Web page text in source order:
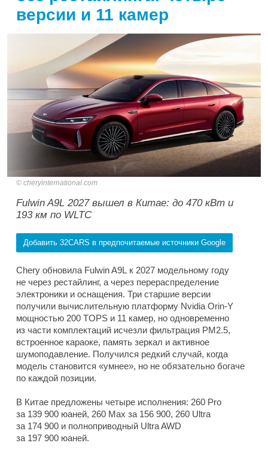
версии и 11 камер
cheryinternational.com
Fulwin A9L 2027 вышел в Китае: до 470 кВт и
193 км по WLTC
Добавить 32CARS в предпочитаемые источники Google
Chery обновила Fulwin A9L к 2027 модельному году
не через рестайлинг, а через перераспределение
электроники и оснащения. Три старшие версии
получили вычислительную платформу Nvidia Orin-Y
мощностью 200 TOPS и 11 камер, но одновременно
из части комплектаций исчезли фильтрация PM2.5,
встроенное караоке, память зеркал и активное
шумоподавление. Получился редкий случай, когда
модель становится «умнее», но не обязательно богаче
по каждой позиции.
В Китае предложены четыре исполнения: 260 Pro
за 139 900 юаней, 260 Max за 156 900, 260 Ultra
за 174 900 и полноприводный Ultra AWD
за 197 900 юаней.